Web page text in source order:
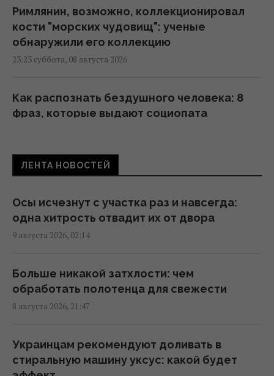
Римлянин, возможно, коллекционировал
кости "морских чудовищ": ученые
обнаружили его коллекцию
23:23 суббота, 08 августа 2026
Как распознать бездушного человека: 8
фраз, которые выдают социопата
Известный американский актёр обратился
21:43 суббота, 08 августа 2026
В СССР создали систему "судного дня",
человечество
21:18 суббота, 08 августа 2026
проблем людей, которых легко разозлить
20:12 суббота, 08 августа 2026
ЛЕНТА НОВОСТЕЙ
Осы исчезнут с участка раз и навсегда:
одна хитрость отвадит их от двора
9 августа 2026, 02:14
Больше никакой затхлости: чем
обработать полотенца для свежести
8 августа 2026, 21:47
Украинцам рекомендуют доливать в
стиральную машину уксус: какой будет